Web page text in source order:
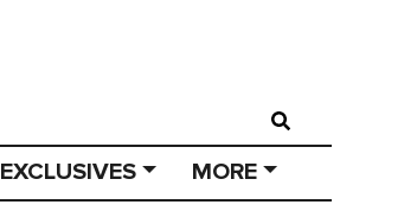
EXCLUSIVES MORE